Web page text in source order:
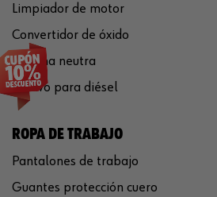
Limpiador de motor
Convertidor de óxido
Silicona neutra
Aditivo para diésel
ROPA DE TRABAJO
Pantalones de trabajo
Guantes protección cuero